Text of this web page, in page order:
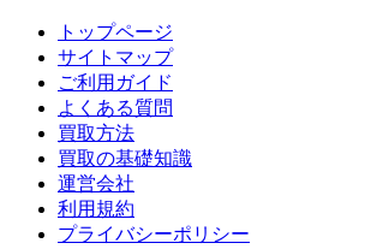
トップページ
サイトマップ
ご利用ガイド
よくある質問
買取方法
買取の基礎知識
運営会社
利用規約
プライバシーポリシー